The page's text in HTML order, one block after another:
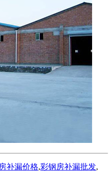
补漏价格,彩钢房补漏批发,